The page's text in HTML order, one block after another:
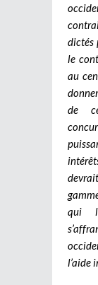
dictés
le
au
de
qui
l’aide